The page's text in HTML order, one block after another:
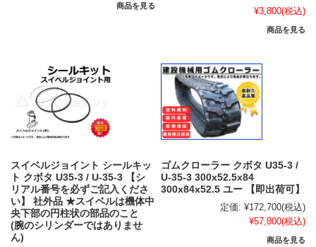
商品を見る
¥3,800(税込)
商品を見る
スイベルジョイント シールキッ
ト クボタ U35-3 / U-35-3 【シ
リアル番号を必ずご記入くださ
い】 社外品 ★スイベルは機体中
央下部の円柱状の部品のこと
(腕のシリンダーではありませ
ん)
ゴムクローラー クボタ U35-3 /
U-35-3 300x52.5x84
300x84x52.5 ユー 【即出荷可】
定価: ¥172,700(税込)
¥57,800(税込)
商品を見る